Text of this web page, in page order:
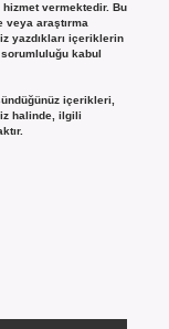
hizmet vermektedir. Bu
araştırma
yazdıkları içeriklerin
kabul
içerikleri,
halinde, ilgili